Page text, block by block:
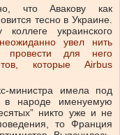
что Авакову как
тесно в Украине.
украинского
неожиданно увел нить
провести для него
которые Airbus
министра имела под
в народе именуемую
никто уже и не
то Франция